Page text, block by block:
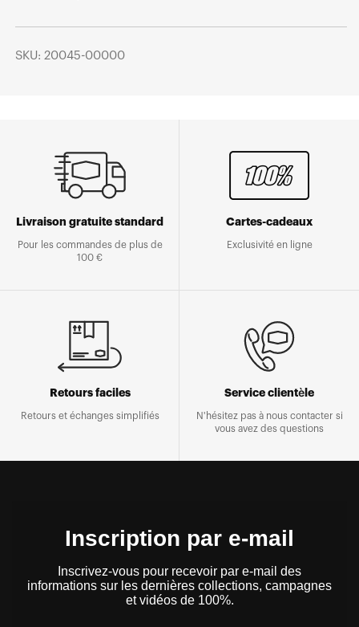
SKU: 20045-00000
Livraison gratuite standard
Pour les commandes de plus de
100 €
Cartes-cadeaux
Exclusivité en ligne
Retours faciles
Retours et échanges simplifiés
Service clientèle
N'hésitez pas à nous contacter si
vous avez des questions
Inscription par e-mail
Inscrivez-vous pour recevoir par e-mail des
informations sur les dernières collections, campagnes
et vidéos de 100%.